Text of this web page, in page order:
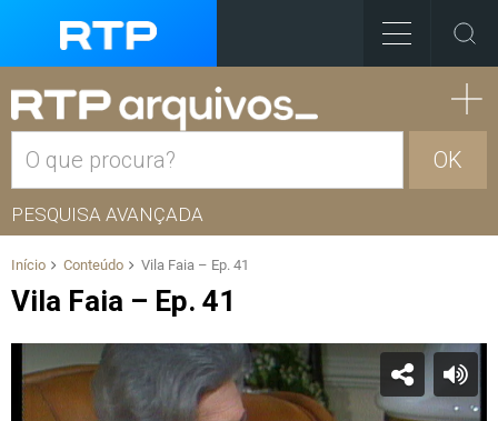
OK
PESQUISA AVANÇADA
Início Conteúdo Vila Faia – Ep. 41
Vila Faia – Ep. 41